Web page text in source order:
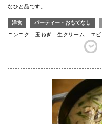
なひと品です。
洋食 パーティー・おもてなし
ニンニク 玉ねぎ 生クリーム エビ